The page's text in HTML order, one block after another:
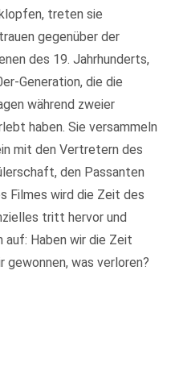
treten sie
gegenüber der
des 19. Jahrhunderts,
Generation, die die
während zweier
haben. Sie versammeln
mit den Vertretern des
den Passanten
Filmes wird die Zeit des
tritt hervor und
Haben wir die Zeit
gewonnen, was verloren?